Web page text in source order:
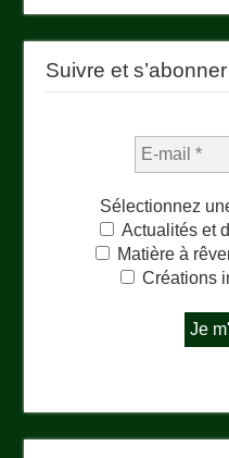
Suivre et
Sélectionnez
Actualités et
Matière à
Créations